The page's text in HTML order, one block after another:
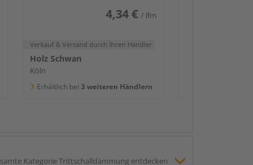
4,34 € / lfm
Verkauf & Versand durch Ihren Händler
Holz Schwan
Köln
Erhältlich bei 3 weiteren Händlern
Kategorie Trittschalldämmung entdecken